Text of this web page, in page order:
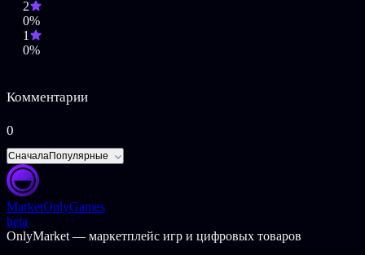
2
0%
1
0%
Комментарии
0
СначалаПопулярные
MarketOnlyGames
beta
OnlyMarket — маркетплейс игр и цифровых товаров